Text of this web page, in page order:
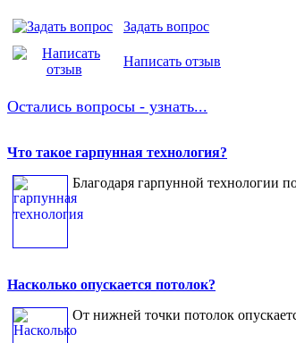
Задать вопрос
Написать отзыв
Остались вопросы - узнать...
Что такое гарпунная технология?
Благодаря гарпунной технологии
Насколько опускается потолок?
От нижней точки потолок